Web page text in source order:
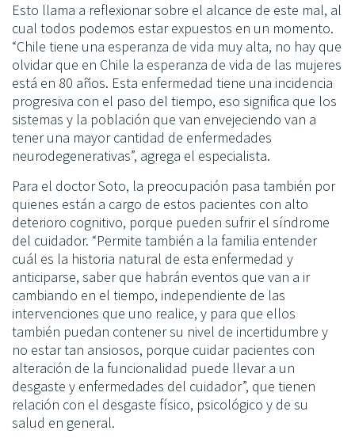
Esto llama a reflexionar sobre el alcance de este mal, al
cual todos podemos estar expuestos en un momento.
“Chile tiene una esperanza de vida muy alta, no hay que
olvidar que en Chile la esperanza de vida de las mujeres
está en 80 años. Esta enfermedad tiene una incidencia
progresiva con el paso del tiempo, eso significa que los
sistemas y la población que van envejeciendo van a
tener una mayor cantidad de enfermedades
neurodegenerativas”, agrega el especialista.
Para el doctor Soto, la preocupación pasa también por
quienes están a cargo de estos pacientes con alto
deterioro cognitivo, porque pueden sufrir el síndrome
del cuidador. “Permite también a la familia entender
cuál es la historia natural de esta enfermedad y
anticiparse, saber que habrán eventos que van a ir
cambiando en el tiempo, independiente de las
intervenciones que uno realice, y para que ellos
también puedan contener su nivel de incertidumbre y
no estar tan ansiosos, porque cuidar pacientes con
alteración de la funcionalidad puede llevar a un
desgaste y enfermedades del cuidador”, que tienen
relación con el desgaste físico, psicológico y de su
salud en general.